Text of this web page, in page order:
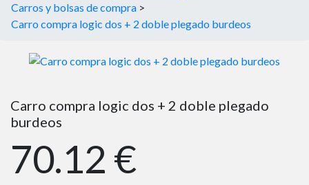
Carros y bolsas de compra >
Carro compra logic dos + 2 doble plegado burdeos
Carro compra logic dos + 2 doble plegado
burdeos
70.12 €